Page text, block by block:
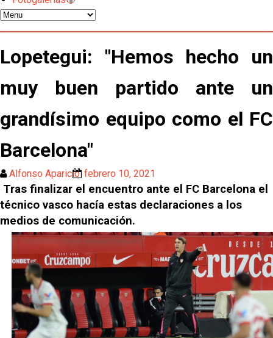
Miguel Sierra: La temporada pasada se vio
reflejado que podemos tirar para delante y
trabajamos con ilusión
Diomande ya es madridista mientras Rodri agita el
mercado
OFICIAL | Juanlu se marcha al Bournemouth
Los posibles herederos del número 16 tras la
jugador del Granada CF
El Granada negocia con el Sevilla FC por Alberto
Flores
El Sevilla continúa con despidos y rechaza una
oferta de 420 millones por el club
El Sevilla mueve ficha por Robbie Ure: la opción 'A'
para el ataque nervionense
Crónica Pretemporada | Real Madrid 2-4 Sevilla FC
Femenino
Lopetegui: "Hemos hecho un
muy buen partido ante un
grandísimo equipo como el FC
Barcelona"
Alfonso Aparicio febrero 10, 2021
Tras finalizar el encuentro ante el FC Barcelona el
técnico vasco hacía estas declaraciones a los
medios de comunicación.